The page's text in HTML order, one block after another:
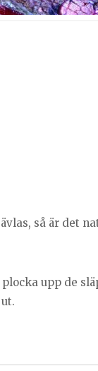
så är det
upp de